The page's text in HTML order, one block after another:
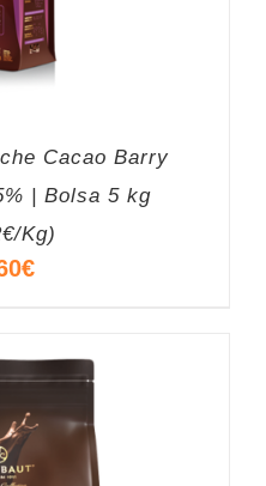
Cacao Barry
| Bolsa 5 kg
Kg)
€